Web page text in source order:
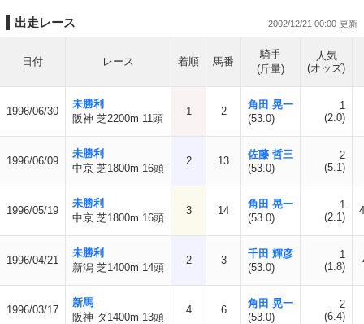
出走レース 2002/12/21 00:00
日付 レース 着順 馬番
騎手
(斤量)
人気
(オッズ)
1996/06/30
未勝利
阪神 芝2200m 11頭
1 2
角田 晃一
(53.0)
1
(2.0)
1996/06/09
未勝利
中京 芝1800m 16頭
2 13
佐藤 哲三
(53.0)
2
(5.1)
1996/05/19
未勝利
中京 芝1800m 16頭
3 14
角田 晃一
(53.0)
1
(2.1)
1996/04/21
未勝利
新潟 芝1400m 14頭
2 3
千田 輝彦
(53.0)
1
(1.8)
1996/03/17
新馬
阪神 ダ1400m 13頭
4 6
角田 晃一
(53.0)
2
(6.4)